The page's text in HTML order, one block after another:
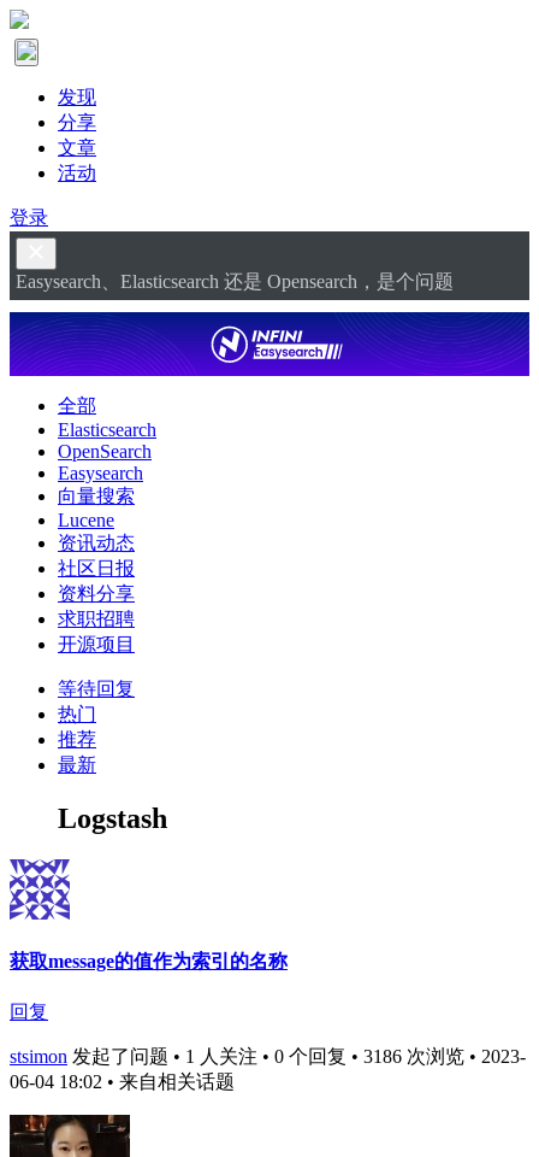
发现
分享
文章
活动
登录
Easysearch、Elasticsearch 还是 Opensearch，是个问题
全部
Elasticsearch
OpenSearch
Easysearch
向量搜索
Lucene
资讯动态
社区日报
资料分享
求职招聘
开源项目
等待回复
热门
推荐
最新
Logstash
获取message的值作为索引的名称
回复
stsimon 发起了问题 • 1 人关注 • 0 个回复 • 3186 次浏览 • 2023-
06-04 18:02 • 来自相关话题